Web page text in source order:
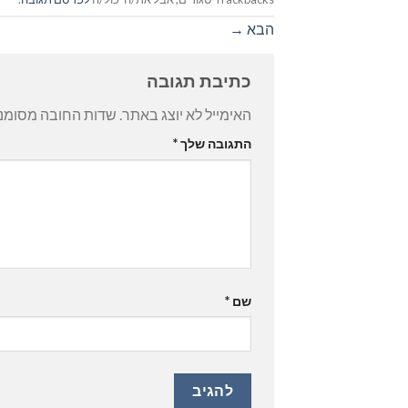
הבא →
כתיבת תגובה
האימייל לא יוצג באתר. שדות החובה
התגובה שלך*
שם *